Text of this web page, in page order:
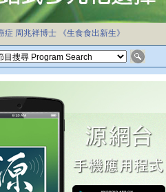
症 周兆祥博士 《生食食出新生》